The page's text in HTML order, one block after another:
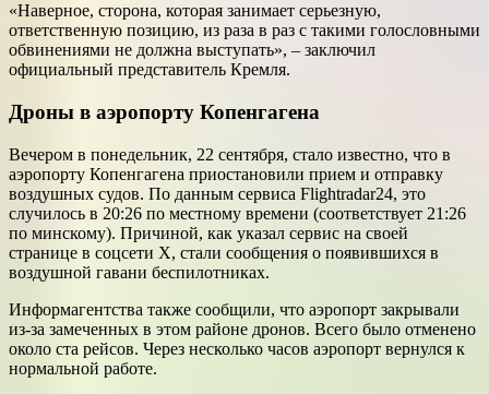
«Наверное, сторона, которая занимает серьезную,
ответственную позицию, из раза в раз с такими голословными
обвинениями не должна выступать», – заключил
официальный представитель Кремля.
Дроны в аэропорту Копенгагена
Вечером в понедельник, 22 сентября, стало известно, что в
аэропорту Копенгагена приостановили прием и отправку
воздушных судов. По данным сервиса Flightradar24, это
случилось в 20:26 по местному времени (соответствует 21:26
по минскому). Причиной, как указал сервис на своей
странице в соцсети X, стали сообщения о появившихся в
воздушной гавани беспилотниках.
Информагентства также сообщили, что аэропорт закрывали
из-за замеченных в этом районе дронов. Всего было отменено
около ста рейсов. Через несколько часов аэропорт вернулся к
нормальной работе.